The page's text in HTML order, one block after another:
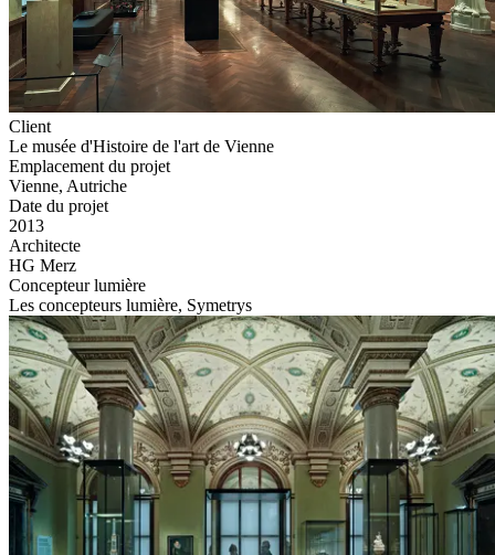
Client
Le musée d'Histoire de l'art de Vienne
Emplacement du projet
Vienne, Autriche
Date du projet
2013
Architecte
HG Merz
Concepteur lumière
Les concepteurs lumière, Symetrys